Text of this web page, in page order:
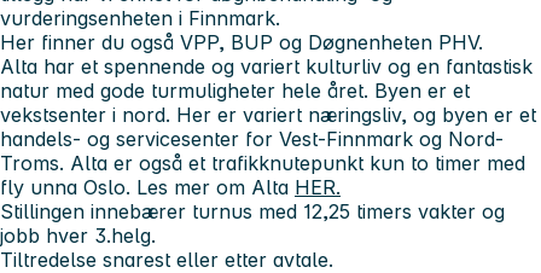
vurderingsenheten i Finnmark.
Her finner du også VPP, BUP og Døgnenheten PHV.
Alta har et spennende og variert kulturliv og en fantastisk
natur med gode turmuligheter hele året. Byen er et
vekstsenter i nord. Her er variert næringsliv, og byen er et
handels- og servicesenter for Vest-Finnmark og Nord-
Troms. Alta er også et trafikknutepunkt kun to timer med
fly unna Oslo. Les mer om Alta HER.
Stillingen innebærer turnus med 12,25 timers vakter og
jobb hver 3.helg.
Tiltredelse snarest eller etter avtale.